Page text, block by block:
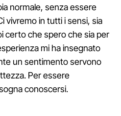
normale, senza essere
vivremo in tutti i sensi, sia
certo che spero che sia per
mi ha insegnato
un sentimento servono
Per essere
conoscersi.